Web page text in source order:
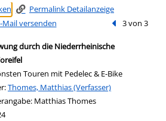
Permalink Detailanzeige
Mail versenden
Vorheriger
3 von 3
durch die Niederrheinische
Touren mit Pedelec & E-Bike
Suche nach diesem Verfasser
Thomes, Matthias (Verfasser)
Matthias Thomes